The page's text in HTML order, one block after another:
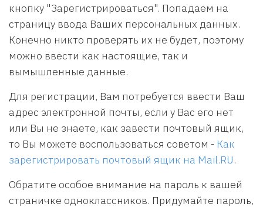
кнопку "Зарегистрироваться". Попадаем на
страницу ввода Ваших персональных данных.
Конечно никто проверять их не будет, поэтому
можно ввести как настоящие, так и
вымышленные данные.
Для регистрации, Вам потребуется ввести Ваш
адрес электронной почты, если у Вас его нет
или Вы не знаете, как завести почтовый ящик,
то Вы можете воспользоваться советом - Как
зарегистрировать почтовый ящик на Mail.RU.
Обратите особое внимание на пароль к вашей
страничке одноклассников. Придумайте пароль,